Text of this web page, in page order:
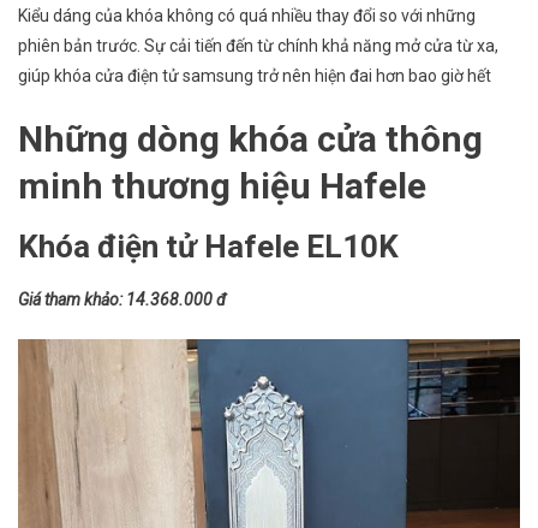
Kiểu dáng của khóa không có quá nhiều thay đổi so với những
phiên bản trước. Sự cải tiến đến từ chính khả năng mở cửa từ xa,
giúp khóa cửa điện tử samsung trở nên hiện đai hơn bao giờ hết
Những dòng khóa cửa thông
minh thương hiệu Hafele
Khóa điện tử Hafele EL10K
Giá tham khảo: 14.368.000 đ